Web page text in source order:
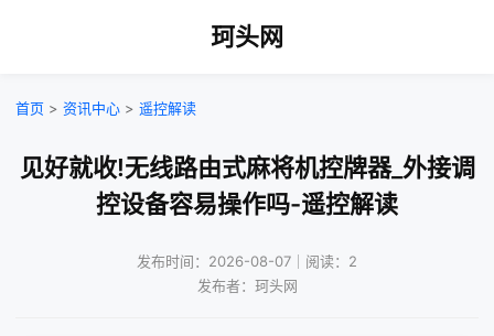
珂头网
首页 > 资讯中心 > 遥控解读
见好就收!无线路由式麻将机控牌器_外接调
控设备容易操作吗-遥控解读
发布时间：2026-08-07｜阅读：2
发布者：珂头网